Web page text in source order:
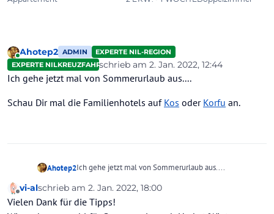
Online
Ahotep2 ADMIN
EXPERTE NIL-REGION
EXPERTE NILKREUZFAHRTENschrieb am 2. Jan. 2022, 12:44
zuletzt editiert von
Ich gehe jetzt mal von Sommerurlaub aus....
Schau Dir mal die Familienhotels auf Kos oder Korfu an.
Ahotep2Ich gehe jetzt mal von Sommerurlaub aus....
Schau Dir mal die Familienhotels auf Kos oder Korfu an.
Offline
vi-alschrieb am 2. Jan. 2022, 18:00
zuletzt editiert von
Vielen Dank für die Tipps!